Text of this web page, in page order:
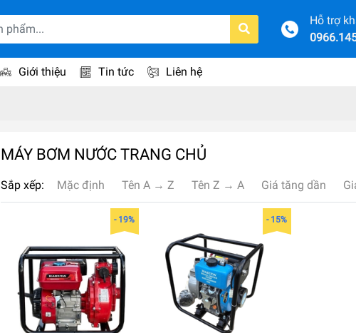
Hỗ trợ
Giới thiệu Tin tức Liên hệ
MÁY BƠM NƯỚC TRANG CHỦ
Sắp xếp: Mặc định Tên A → Z Tên Z → A Giá tăng dần
- 19% - 15%